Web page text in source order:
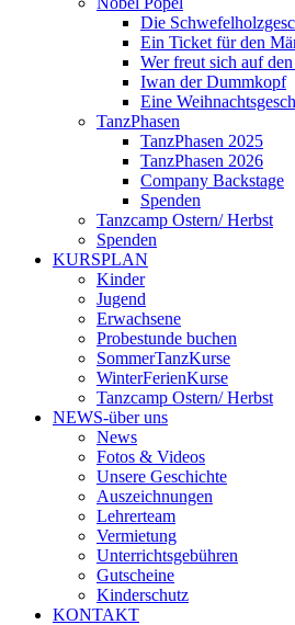
Die
Ein Ticket für den
Wer freut sich auf
Iwan der Dummkopf
Eine
TanzPhasen
TanzPhasen 2025
TanzPhasen 2026
Company Backstage
Spenden
Tanzcamp Ostern/ Herbst
Spenden
KURSPLAN
Kinder
Jugend
Erwachsene
Probestunde buchen
SommerTanzKurse
WinterFerienKurse
Tanzcamp Ostern/ Herbst
NEWS-über uns
News
Fotos & Videos
Unsere Geschichte
Auszeichnungen
Lehrerteam
Vermietung
Unterrichtsgebühren
Gutscheine
Kinderschutz
KONTAKT